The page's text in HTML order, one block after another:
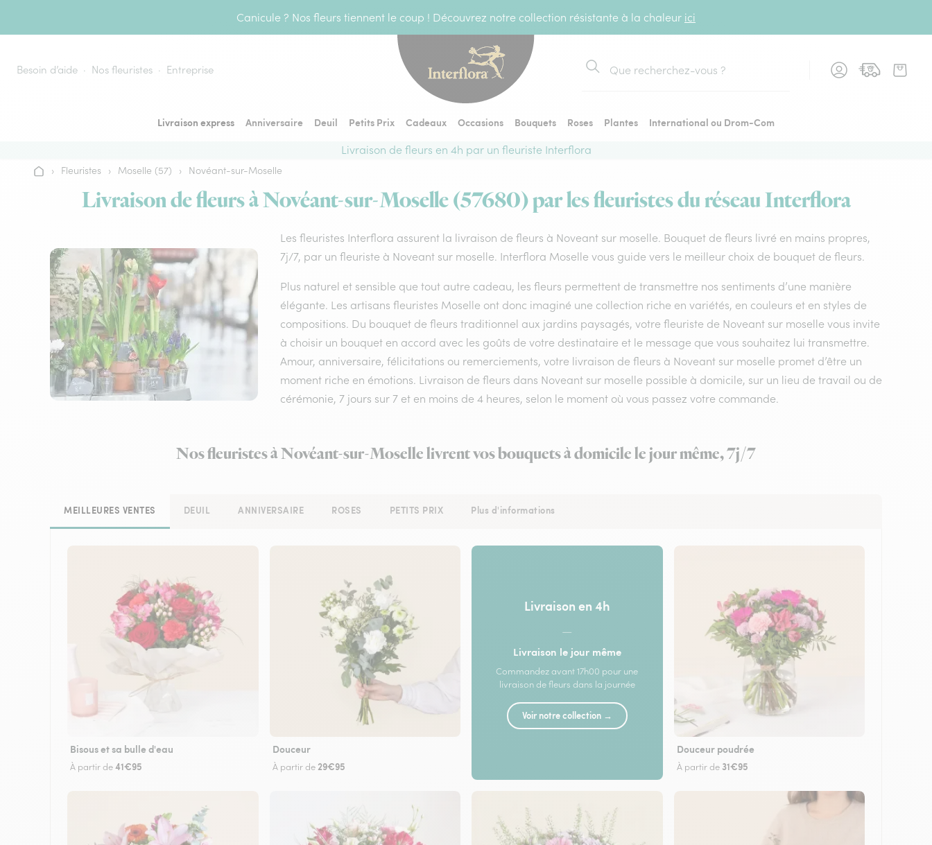
Canicule ? Nos fleurs tiennent le coup ! Découvrez notre collection résistante à la chaleur ici
Besoin d’aide Nos fleuristes Entreprise
Rechercher
Livraison express Anniversaire Deuil Petits Prix Cadeaux Occasions Bouquets Roses Plantes
International ou Drom-Com
Livraison de fleurs en 4h par un fleuriste Interflora
Accueil
› Fleuristes › Moselle (57) › Novéant-sur-Moselle
Livraison de fleurs à Novéant-sur-Moselle (57680) par les fleuristes du réseau Interflora
Les fleuristes Interflora assurent la livraison de fleurs à Noveant sur moselle. Bouquet de fleurs livré en mains propres,
7j/7, par un fleuriste à Noveant sur moselle. Interflora Moselle vous guide vers le meilleur choix de bouquet de fleurs.
Plus naturel et sensible que tout autre cadeau, les fleurs permettent de transmettre nos sentiments d’une manière
élégante. Les artisans fleuristes Moselle ont donc imaginé une collection riche en variétés, en couleurs et en styles de
compositions. Du bouquet de fleurs traditionnel aux jardins paysagés, votre fleuriste de Noveant sur moselle vous invite
à choisir un bouquet en accord avec les goûts de votre destinataire et le message que vous souhaitez lui transmettre.
Amour, anniversaire, félicitations ou remerciements, votre livraison de fleurs à Noveant sur moselle promet d’être un
moment riche en émotions. Livraison de fleurs dans Noveant sur moselle possible à domicile, sur un lieu de travail ou de
cérémonie, 7 jours sur 7 et en moins de 4 heures, selon le moment où vous passez votre commande.
Nos fleuristes à Novéant-sur-Moselle livrent vos bouquets à domicile le jour même, 7j/7
MEILLEURES VENTES DEUIL ANNIVERSAIRE ROSES PETITS PRIX Plus d'informations
Bisous et sa bulle d'eau
À partir de41€95
Douceur
À partir de 29€95
Livraison en 4h
—
Livraison le jour même
Commandez avant 17h00 pour une
livraison de fleurs dans la journée
Voir notre collection →
Douceur poudrée
À partir de 31€95